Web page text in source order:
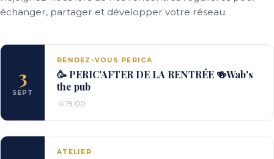
échanger, partager et développer votre réseau.
3
SEPT
RENDEZ-VOUS PERICA
🥳 PERIC'AFTER DE LA RENTRÉE 🍻Wab's
the pub
19:00
ATELIER